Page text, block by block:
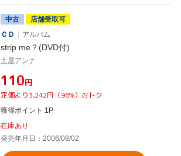
中古
店舗受取可
ＣＤ
アルバム
strip me？(DVD付)
土屋アンナ
¥110円
定価より3,242円（96%）おトク
獲得ポイント 1P
在庫あり
発売年月日：2006/08/02